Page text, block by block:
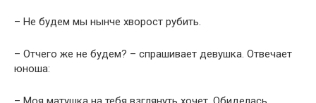
– Не будем мы нынче хворост рубить.
– Отчего же не будем? – спрашивает девушка. Отвечает
юноша: